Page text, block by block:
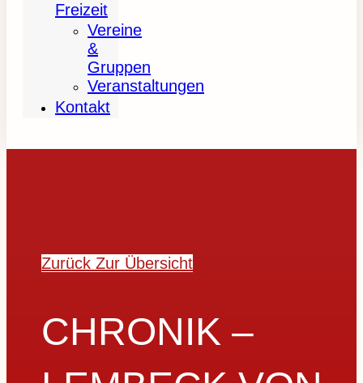
Freizeit
Vereine
&
Gruppen
Veranstaltungen
Kontakt
Zurück Zur Übersicht
CHRONIK –